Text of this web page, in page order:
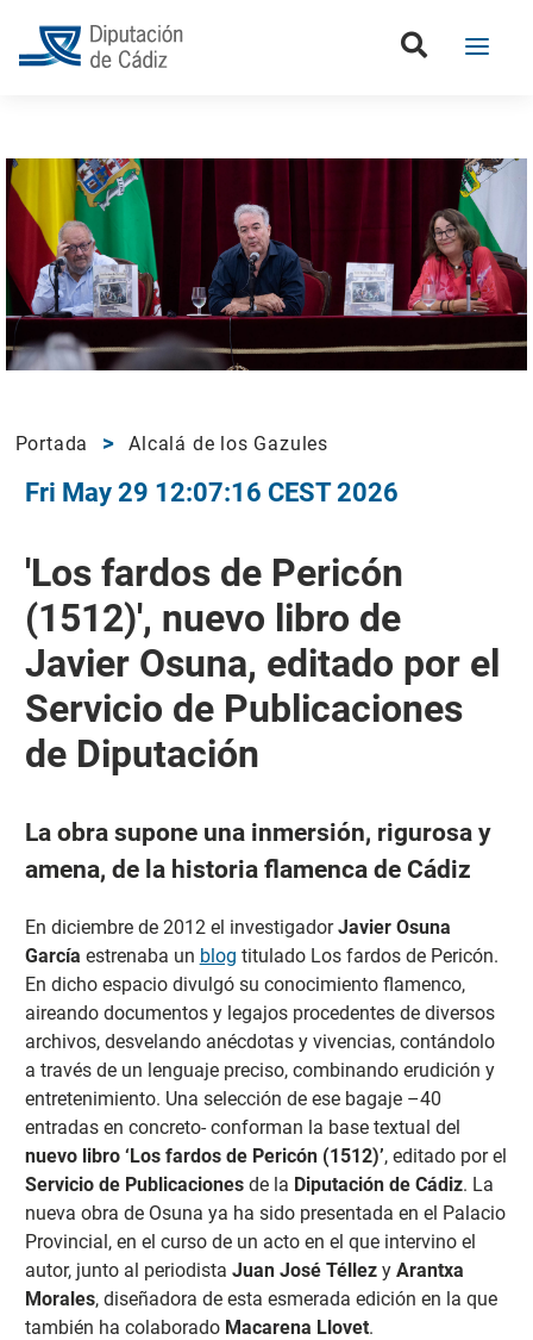
Portada Alcalá de los Gazules
Fri May 29 12:07:16 CEST 2026
'Los fardos de Pericón
(1512)', nuevo libro de
Javier Osuna, editado por el
Servicio de Publicaciones
de Diputación
La obra supone una inmersión, rigurosa y
amena, de la historia flamenca de Cádiz
En diciembre de 2012 el investigadorJavier Osuna
García estrenaba un blog titulado Los fardos de Pericón.
En dicho espacio divulgó su conocimiento flamenco,
aireando documentos y legajos procedentes de diversos
archivos, desvelando anécdotas y vivencias, contándolo
a través de un lenguaje preciso, combinando erudición y
entretenimiento. Una selección de ese bagaje –40
entradas en concreto- conforman la base textual del
nuevo libro ‘Los fardos de Pericón (1512)’, editado por el
Servicio de Publicaciones de la Diputación de Cádiz. La
nueva obra de Osuna ya ha sido presentada en el Palacio
Provincial, en el curso de un acto en el que intervino el
autor, junto al periodista Juan José Téllezy Arantxa
Morales, diseñadora de esta esmerada edición en la que
también ha colaborado Macarena Llovet.